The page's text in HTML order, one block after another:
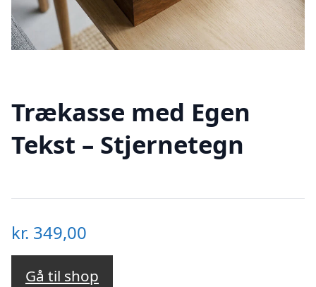
Trækasse med Egen
Tekst – Stjernetegn
kr. 349,00
Gå til shop